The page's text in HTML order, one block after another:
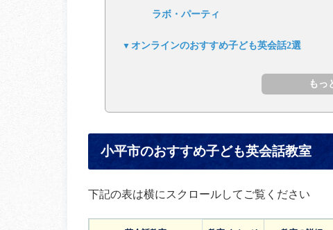
ラボ・パーティ
オンラインのおすすめ子ども英会話2選
小平市のおすすめ子ども英会話教室
下記の表は横にスクロールしてご覧ください